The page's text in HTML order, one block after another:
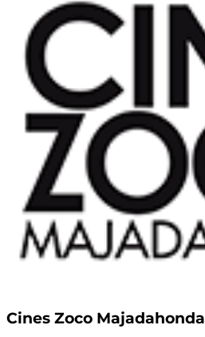
Cines Zoco Majadahonda